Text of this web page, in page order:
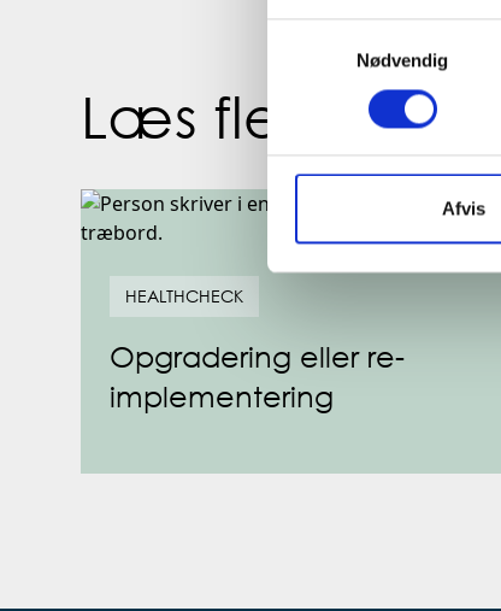
Nødvendig
Afvis
Læs flere artikler
HEALTHCHECK
Opgradering eller re-
implementering